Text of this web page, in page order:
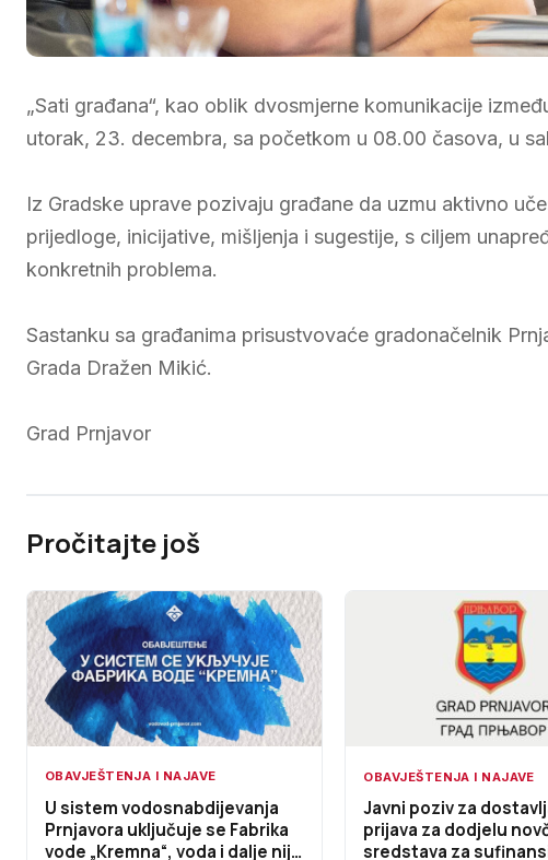
„Sati građana“, kao oblik dvosmjerne komunikacije
utorak, 23. decembra, sa početkom u 08.00 časova, u
Iz Gradske uprave pozivaju građane da uzmu aktivno
prijedloge, inicijative, mišljenja i sugestije, s ciljem
konkretnih problema.
Sastanku sa građanima prisustvovaće gradonačelnik
Grada Dražen Mikić.
Grad Prnjavor
Pročitajte još
OBAVJEŠTENJA I NAJAVE
U sistem vodosnabdijevanja
Prnjavora uključuje se Fabrika
vode „Kremna“, voda i dalje nije
OBAVJEŠTENJA I NAJAVE
Javni poziv za
prijava za dodjelu
sredstava za